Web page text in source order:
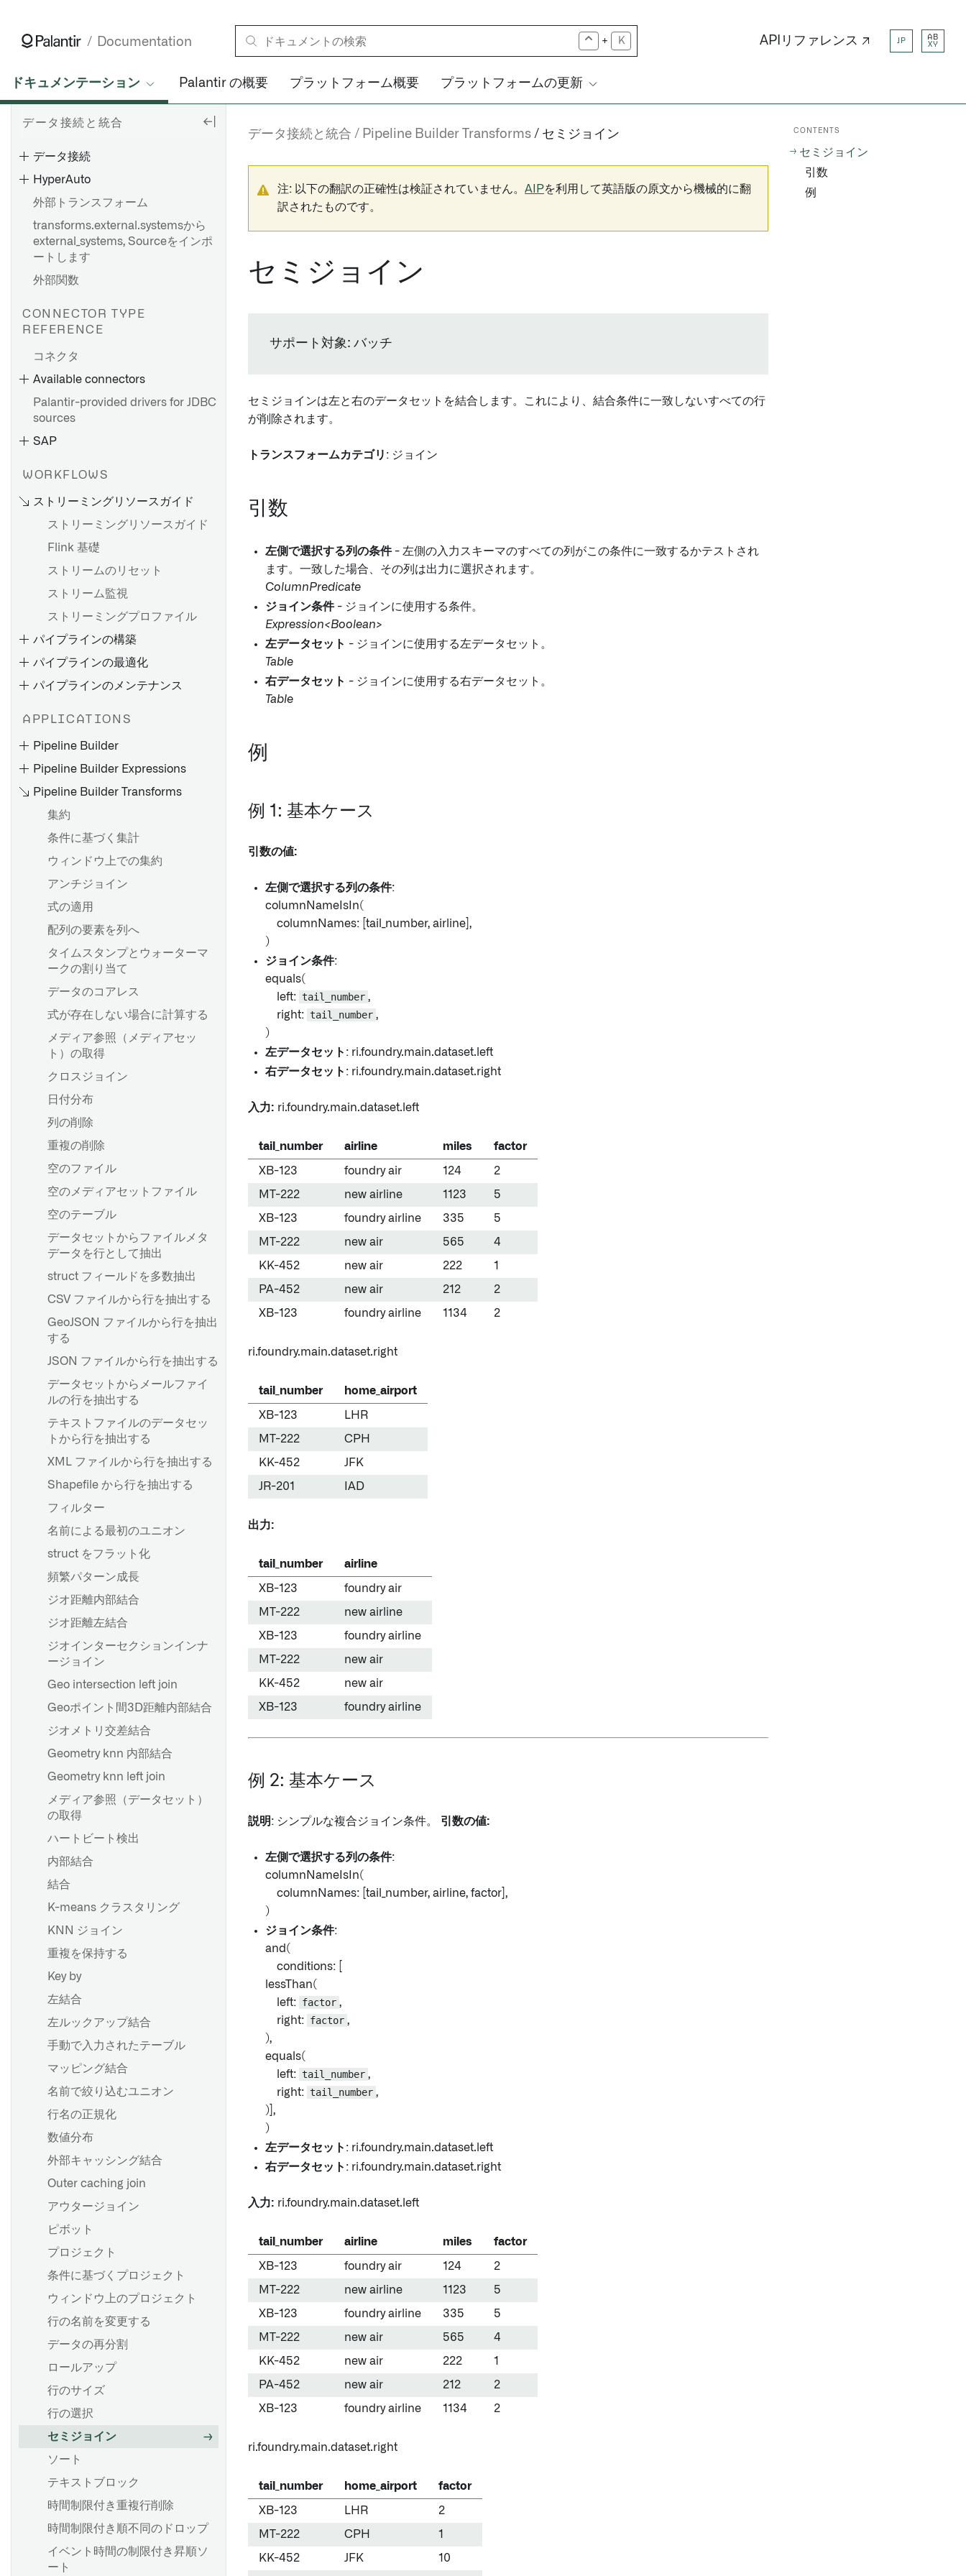
Documentation + K APIリファレンス ↗ JP
AB
XY
ドキュメンテーション Palantir の概要 プラットフォーム概要 プラットフォームの更新
データ接続と統合
仮想テーブル
CONNECT TO DATA
データ接続
ダイレクト接続を設定する
Bootstrapperプロキシ設定
agent-worker-runtime.md
Agent proxy runtime
configuration リファレンス
証
ソースのセットアップ
ソース探索
バッチ同期を設定する
ストリーミング同期の設定
ファイルベースの同期
メディアセットの同期
ァレンス
概要
エクスポートタスク（レガシ
設定リファレンス
HyperAuto
SDDI コックピット
設定リファレンス
HyperAuto V1からV2への移行
HyperAuto V1 FAQ
外部トランスフォーム
transforms.external.systemsから
external_systems, Sourceをインポ
ートします
外部関数
CONNECTOR TYPE
REFERENCE
コネクタ
Available connectors
Palantir-provided drivers for JDBC
sources
SAP
SAP アドオンのインストール
Palantir Foundry Connector
ンストール
リモートエージェントのイン
ストール
ージェントのインストール
サポートパッケージのインス
ール
SLT（SAP Landscape
Transformation Replication
Palantir Foundry Connector
2.0 for SAP Applications また
は Remote Agent のアンイン
ストール
Palantir Foundry Connector
2.0 for SAP Applications コッ
クピット
Palantir Foundry Connector
2.0 for SAP Applications のパ
ラメーター
ハウスキーピングジョブの設
定と構成
承認ロール
Palantir Foundry Connector
ックアップと復元
新しいソースの作成
ソースの探索
SAP オブジェクトタイプ
ダイナミックフィルター
SAP からロングテキストを抽
出する
カスタム認証とロール管理の
設定
BEx クエリ
Extractors
関数
トランザクションコードとレ
込む
ユーザー属性付きSAP書き戻
しとOAuth 2.0
WORKFLOWS
ストリーミングリソースガイド
ストリーミングリソースガイド
Flink 基礎
ストリームのリセット
ストリーム監視
ストリーミングプロファイル
パイプラインの構築
Pipeline Builder でバッチパ
イプラインを作成する
Pipeline Builder を使用して
ラインを作成する
コードリポジトリを使用して
バッチパイプラインを作成す
メディアセットバッチパイプ
ラインを作成する
Pipeline Builder でインクリ
メンタルパイプラインを作成
Pipeline Builder でストリー
る
概要
インクリメンタル同期の作成
ハイパフォーマンスの維持
ストリーミングパイプライ
ン：概要
比較：ストリーミング vs バッ
チ
パフォーマンスの検討事項
Foundry Streaming によるコ
ンピュート使用量
ストリーミングキー
概要
スケジュールを作成する
定
トリガータイプのリファレン
ス
トラブルシューティングリフ
ケジュールを追加 [ベータ]
Compassファイルリスター
ームの構造
開発のベストプラクティス
セス
スケジューリングのベストプ
ラクティス
プロダクションパイプライン
の構築
概要
CSVまたはJSONファイルのス
キーマを推定する
概要
マーキングの削除に関するガ
イダンス
継承されたマーキングと組織
の削除
パイプラインの最適化
グする
ストリームの失敗のデバッグ
メモリ不足（OOM）エラーの
トラブルシューティング
スケジュールのトラブルシュ
Spark UI
コンピュート使用量の理解
ネイティブアクセラレーショ
Spark プロファイルの適用
Sparkプロファイルのリファ
パイプラインのメンテナンス
APPLICATIONS
Pipeline Builder
概要
データセットの追加
自動的に入力データを生成す
る
Pipeline Builder でのソース
およびデータ同期の構成
バッチ入力データセットの計
算モード
概要
データをトランスフォームす
る
データの結合
データの結合
ジオスペーシャルトランスフ
ォームの作成
Pipeline Builder で一意の ID
を作成する
transforms-streaming-
joins.md
Pipeline Builder で LLM ノー
ドを使用する
頻出パターンのマイニング
概要
データセット出力を追加する
オントロジー出力を追加する
ジオテンポラルシリーズ出力
の追加
パイプラインのプレビュー
パイプラインのデリバリー
出力からマーキングを削除
ブレーキングチェンジ
パイプライン管理
入力サンプリング戦略を追加
する
パラメーター
ビルド設定
カスタム関数の作成
ノードの表示と非表示
Pipeline Builder におけるフ
ォルダー
カラーグループ
Checkpoints
ジョブグループ
パイプラインコードのエクス
概要
ブランチの作成
変更案を提案する
変更を承認する
ブランチ保護
フォールバックブランチ
概要
スケジュールの作成
Scheduler の AIP 機能
データ期待値
データのヘルスチェックを設
テスト
Pipeline Builder Expressions
Pipeline Builder Transforms
集約
条件に基づく集計
ウィンドウ上での集約
アンチジョイン
式の適用
配列の要素を列へ
タイムスタンプとウォーターマ
ークの割り当て
データのコアレス
式が存在しない場合に計算する
メディア参照（メディアセッ
ト）の取得
クロスジョイン
日付分布
列の削除
重複の削除
空のファイル
空のメディアセットファイル
空のテーブル
データセットからファイルメタ
データを行として抽出
struct フィールドを多数抽出
CSV ファイルから行を抽出する
GeoJSON ファイルから行を抽出
する
JSON ファイルから行を抽出する
データセットからメールファイ
ルの行を抽出する
テキストファイルのデータセッ
トから行を抽出する
XML ファイルから行を抽出する
Shapefile から行を抽出する
フィルター
名前による最初のユニオン
struct をフラット化
頻繁パターン成長
ジオ距離内部結合
ジオ距離左結合
ジオインターセクションインナ
ージョイン
Geo intersection left join
Geoポイント間3D距離内部結合
ジオメトリ交差結合
Geometry knn 内部結合
Geometry knn left join
メディア参照（データセット）
の取得
ハートビート検出
内部結合
結合
K-means クラスタリング
KNN ジョイン
重複を保持する
Key by
左結合
左ルックアップ結合
手動で入力されたテーブル
マッピング結合
名前で絞り込むユニオン
行名の正規化
数値分布
外部キャッシング結合
Outer caching join
アウタージョイン
ピボット
プロジェクト
条件に基づくプロジェクト
ウィンドウ上のプロジェクト
行の名前を変更する
データの再分割
ロールアップ
行のサイズ
行の選択
セミジョイン
ソート
テキストブロック
時間制限付き重複行削除
時間制限付き順不同のドロップ
イベント時間の制限付き昇順ソ
ート
データ接続と統合 Pipeline Builder Transforms セミジョイン
注: 以下の翻訳の正確性は検証されていません。 AIPを利用して英語版の原文から機械的に翻
訳されたものです。
セミジョイン
サポート対象: バッチ
セミジョインは左と右のデータセットを結合します。これにより、結合条件に一致しないすべての行
が削除されます。
トランスフォームカテゴリ : ジョイン
引数
左側で選択する列の条件- 左側の入力スキーマのすべての列がこの条件に一致するかテストされ
ます。一致した場合、その列は出力に選択されます。
ColumnPredicate
ジョイン条件- ジョインに使用する条件。
Expression<Boolean>
左データセット - ジョインに使用する左データセット。
Table
右データセット - ジョインに使用する右データセット。
Table
例
例 1: 基本ケース
引数の値:
左側で選択する列の条件:
columnNameIsIn(
columnNames: [tail_number, airline],
)
ジョイン条件:
equals(
left: tail_number ,
right: tail_number ,
)
左データセット : ri.foundry.main.dataset.left
右データセット : ri.foundry.main.dataset.right
入力: ri.foundry.main.dataset.left
tail_number airline miles factor
XB-123 foundry air 124 2
MT-222 new airline 1123 5
XB-123 foundry airline 335 5
MT-222 new air 565 4
KK-452 new air 222 1
PA-452 new air 212 2
XB-123 foundry airline 1134 2
ri.foundry.main.dataset.right
tail_number home_airport
XB-123 LHR
MT-222 CPH
KK-452 JFK
JR-201 IAD
出力:
tail_number airline
XB-123 foundry air
MT-222 new airline
XB-123 foundry airline
MT-222 new air
KK-452 new air
XB-123 foundry airline
例 2: 基本ケース
説明: シンプルな複合ジョイン条件。 引数の値:
左側で選択する列の条件:
columnNameIsIn(
columnNames: [tail_number, airline, factor],
)
ジョイン条件:
and(
conditions: [
lessThan(
left: factor ,
right: factor ,
),
equals(
left: tail_number ,
right: tail_number ,
)],
)
左データセット : ri.foundry.main.dataset.left
右データセット : ri.foundry.main.dataset.right
入力: ri.foundry.main.dataset.left
tail_number airline miles factor
XB-123 foundry air 124 2
MT-222 new airline 1123 5
XB-123 foundry airline 335 5
MT-222 new air 565 4
KK-452 new air 222 1
PA-452 new air 212 2
XB-123 foundry airline 1134 2
ri.foundry.main.dataset.right
tail_number home_airport factor
XB-123 LHR 2
MT-222 CPH 1
KK-452 JFK 10
CONTENTS
セミジョイン
引数
例